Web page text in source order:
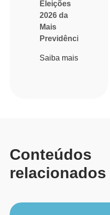
Eleições
2026 da
Mais
Previdência
Saiba mais
Conteúdos
relacionados